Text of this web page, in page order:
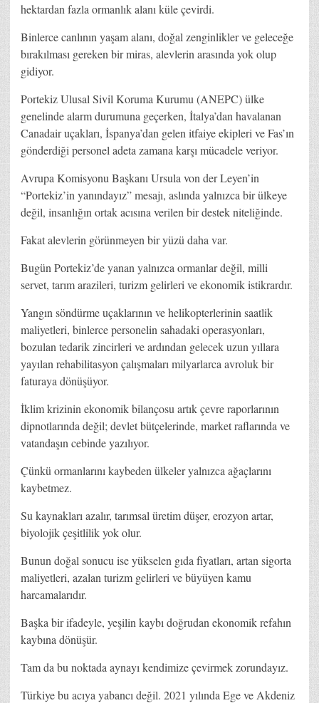
hektardan fazla ormanlık alanı küle çevirdi.
Binlerce canlının yaşam alanı, doğal zenginlikler ve geleceğe
bırakılması gereken bir miras, alevlerin arasında yok olup
gidiyor.
Portekiz Ulusal Sivil Koruma Kurumu (ANEPC) ülke
genelinde alarm durumuna geçerken, İtalya’dan havalanan
Canadair uçakları, İspanya’dan gelen itfaiye ekipleri ve Fas’ın
gönderdiği personel adeta zamana karşı mücadele veriyor.
Avrupa Komisyonu Başkanı Ursula von der Leyen’in
“Portekiz’in yanındayız” mesajı, aslında yalnızca bir ülkeye
değil, insanlığın ortak acısına verilen bir destek niteliğinde.
Fakat alevlerin görünmeyen bir yüzü daha var.
Bugün Portekiz’de yanan yalnızca ormanlar değil, milli
servet, tarım arazileri, turizm gelirleri ve ekonomik istikrardır.
Yangın söndürme uçaklarının ve helikopterlerinin saatlik
maliyetleri, binlerce personelin sahadaki operasyonları,
bozulan tedarik zincirleri ve ardından gelecek uzun yıllara
yayılan rehabilitasyon çalışmaları milyarlarca avroluk bir
faturaya dönüşüyor.
İklim krizinin ekonomik bilançosu artık çevre raporlarının
dipnotlarında değil; devlet bütçelerinde, market raflarında ve
vatandaşın cebinde yazılıyor.
Çünkü ormanlarını kaybeden ülkeler yalnızca ağaçlarını
kaybetmez.
Su kaynakları azalır, tarımsal üretim düşer, erozyon artar,
biyolojik çeşitlilik yok olur.
Bunun doğal sonucu ise yükselen gıda fiyatları, artan sigorta
maliyetleri, azalan turizm gelirleri ve büyüyen kamu
harcamalarıdır.
Başka bir ifadeyle, yeşilin kaybı doğrudan ekonomik refahın
kaybına dönüşür.
Tam da bu noktada aynayı kendimize çevirmek zorundayız.
Türkiye bu acıya yabancı değil. 2021 yılında Ege ve Akdeniz